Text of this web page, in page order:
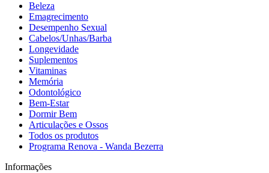
Beleza
Emagrecimento
Desempenho Sexual
Cabelos/Unhas/Barba
Longevidade
Suplementos
Vitaminas
Memória
Odontológico
Bem-Estar
Dormir Bem
Articulações e Ossos
Todos os produtos
Programa Renova - Wanda Bezerra
Informações